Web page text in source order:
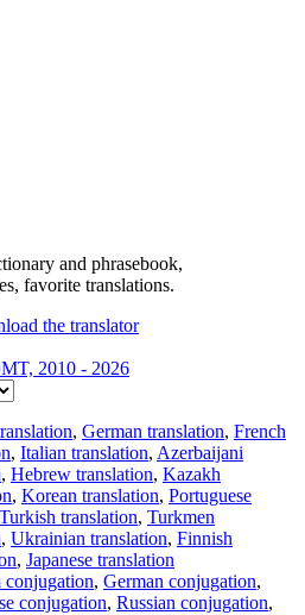
and phrasebook,
favorite translations.
2010 - 2026
, German translation, French
, Italian translation, Azerbaijani
, Hebrew translation, Kazakh
, Korean translation, Portuguese
Turkish translation, Turkmen
, Ukrainian translation, Finnish
, Japanese translation
conjugation, German conjugation,
conjugation, Russian conjugation,